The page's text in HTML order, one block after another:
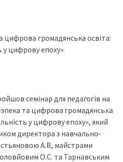
цифрова громадянська освіта:
у цифрову епоху»
семінар для педагогів на
та цифрова громадянська
у цифрову епоху», який
директора з навчально-
А.В, майстрами
О.С. та Тарнавським